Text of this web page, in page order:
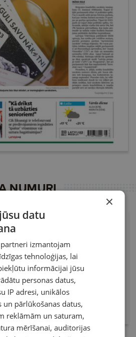
NUMURI
×
datu
izmantojam
tehnoloģijas, lai
informācijai jūsu
personas datus,
IP adresi, unikālos
pārlūkošanas datus,
reklāmām un saturam,
mērīšanai, auditorijas